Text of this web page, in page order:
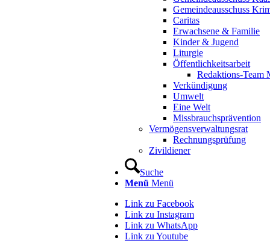
Gemeindeausschuss
Caritas
Erwachsene & Familie
Kinder & Jugend
Liturgie
Öffentlichkeitsarbeit
Redaktions-Team
Verkündigung
Umwelt
Eine Welt
Missbrauchsprävention
Vermögensverwaltungsrat
Rechnungsprüfung
Zivildiener
Suche
Menü Menü
Link zu Facebook
Link zu Instagram
Link zu WhatsApp
Link zu Youtube